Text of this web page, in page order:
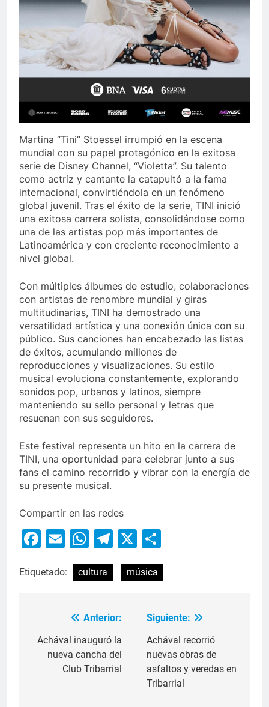
Martina “Tini” Stoessel irrumpió en la escena
mundial con su papel protagónico en la exitosa
serie de Disney Channel, “Violetta”. Su talento
como actriz y cantante la catapultó a la fama
internacional, convirtiéndola en un fenómeno
global juvenil. Tras el éxito de la serie, TINI inició
una exitosa carrera solista, consolidándose como
una de las artistas pop más importantes de
Latinoamérica y con creciente reconocimiento a
nivel global.
Con múltiples álbumes de estudio, colaboraciones
con artistas de renombre mundial y giras
multitudinarias, TINI ha demostrado una
versatilidad artística y una conexión única con su
público. Sus canciones han encabezado las listas
de éxitos, acumulando millones de
reproducciones y visualizaciones. Su estilo
musical evoluciona constantemente, explorando
sonidos pop, urbanos y latinos, siempre
manteniendo su sello personal y letras que
resuenan con sus seguidores.
Este festival representa un hito en la carrera de
TINI, una oportunidad para celebrar junto a sus
fans el camino recorrido y vibrar con la energía de
su presente musical.
Compartir en las redes
Facebook
EmailWhatsApp
Telegram
X
Etiquetado: cultura música
Anterior:
Achával inauguró la
nueva cancha del
Club Tribarrial
Siguiente:
Achával recorrió
nuevas obras de
asfaltos y veredas en
Tribarrial